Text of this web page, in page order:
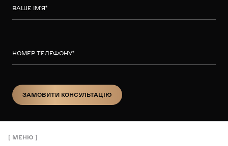
ВАШЕ ІМ’Я*
НОМЕР ТЕЛЕФОНУ*
ЗАМОВИТИ КОНСУЛЬТАЦІЮ
МЕНЮ